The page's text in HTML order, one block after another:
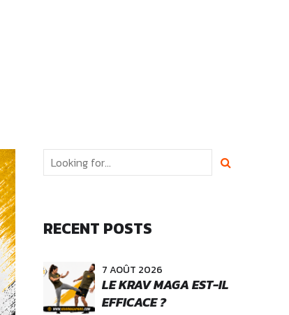
RECENT POSTS
7 AOÛT 2026
LE KRAV MAGA EST-IL
EFFICACE ?